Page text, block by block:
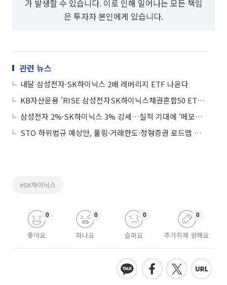
가 발생할 수 있습니다. 이로 인해 일어나는 모든 책임
은 투자자 본인에게 있습니다.
관련 뉴스
내달 삼성전자·SK하이닉스 2배 레버리지 ETF 나온다
KB자산운용 'RISE 삼성전자SK하이닉스채권혼합50 ETF' 순자산 1조 돌파
삼성전자 2%·SK하이닉스 3% 강세…실적 기대에 ‘메모리 랠리 재점화’
STO 하위법규 예상안, 풀링·거래한도·정형증권 로드맵 제시
#SK하이닉스
좋아요
0
화나요
0
슬퍼요
0
추가취재 원해요
0